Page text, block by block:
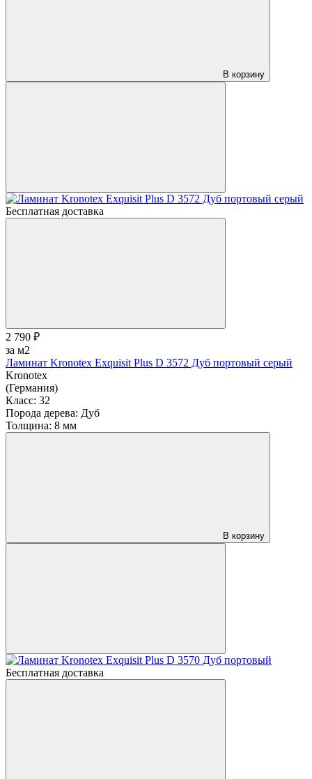
В корзину
Бесплатная доставка
2 790 ₽
за м2
Ламинат Kronotex Exquisit Plus D 3572 Дуб портовый серый
Kronotex
(Германия)
Класс: 32
Порода дерева: Дуб
Толщина: 8 мм
В корзину
Бесплатная доставка